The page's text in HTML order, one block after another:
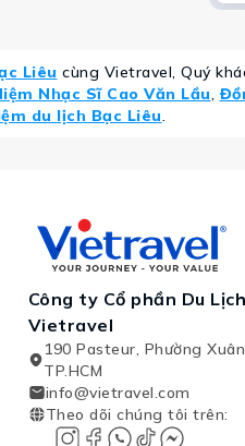
Liêu cùng Vietravel, Quý
Nhạc Sĩ Cao Văn Lầu,
du lịch Bạc Liêu.
Công ty Cổ phần Du Lịch
Vietravel
190 Pasteur, Phường
TP.HCM
info@vietravel.com
Theo dõi chúng tôi trên: